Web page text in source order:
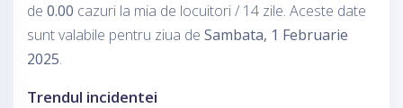
de 0.00 cazuri la mia de locuitori / 14 zile. Aceste date
sunt valabile pentru ziua de Sambata, 1 Februarie
2025.
Trendul incidentei